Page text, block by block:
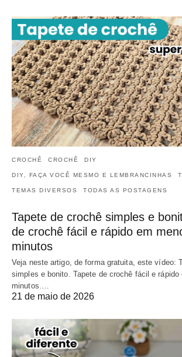
CROCHÊ CROCHÊ DIY
DIY, FAÇA VOCÊ MESMO E LEMBRANCINHAS
TEMAS DIVERSOS TODAS AS POSTAGENS
Tapete de crochê simples e
de crochê fácil e rápido em
minutos
Veja neste artigo, de forma gratuita, este vídeo:
simples e bonito. Tapete de crochê fácil e rápido
minutos.…
21 de maio de 2026